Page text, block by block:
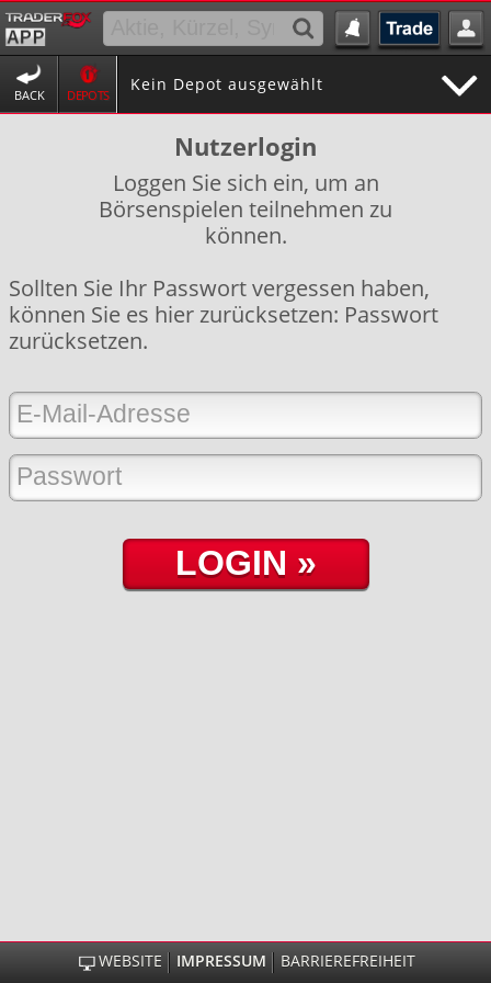
BACK DEPOTS
Kein Depot ausgewählt
Nutzerlogin
Loggen Sie sich ein, um an
Börsenspielen teilnehmen zu
können.
Sollten Sie Ihr Passwort vergessen haben,
können Sie es hier zurücksetzen: Passwort
zurücksetzen.
WEBSITE IMPRESSUM BARRIEREFREIHEIT